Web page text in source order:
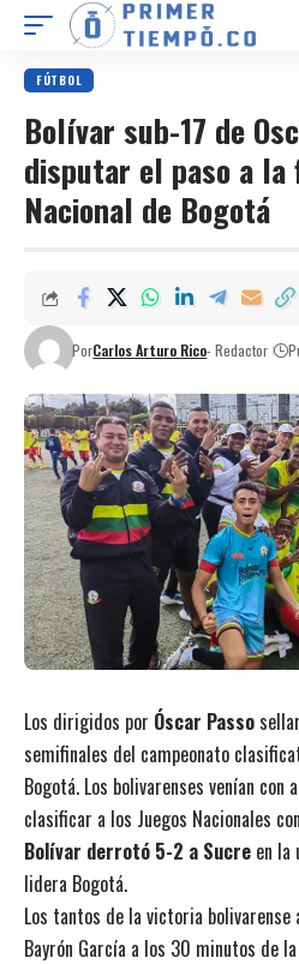
FÚTBOL
Bolívar sub-17 de
disputar el paso a la
Nacional de Bogotá
PorCarlos Arturo Rico- Redactor
Los dirigidos por Óscar Passo
semifinales del campeonato
Bogotá. Los bolivarenses venían
clasificar a los Juegos Nacionales
Bolívar derrotó 5-2 a Sucre en la
lidera Bogotá.
Los tantos de la victoria
Bayrón García a los 30 minutos de